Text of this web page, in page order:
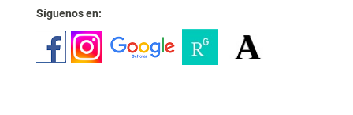
redes
Síguenos en: